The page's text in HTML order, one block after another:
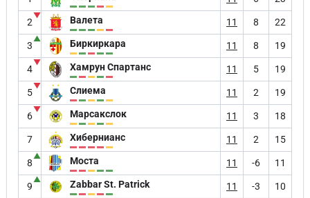
2
▼ Валета 11 8 22
3
▲ Биркиркара 11 8 19
4
▼ Хамрун Спартанс 11 5 19
5
▼ Слиема 11 2 19
6
▼ Марсакслок 11 3 18
7 Хибернианс 11 2 15
8
▲ Моста 11 -6 11
9
▲ Zabbar St. Patrick 11 -3 10